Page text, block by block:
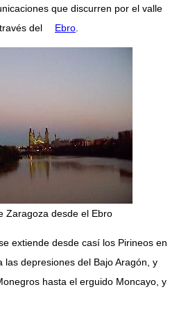
que discurren por el valle
del
Ebro
Zaragoza desde el Ebro
extiende desde casí los Pirineos en
las depresiones del Bajo Aragón, y
hasta el erguido Moncayo, y